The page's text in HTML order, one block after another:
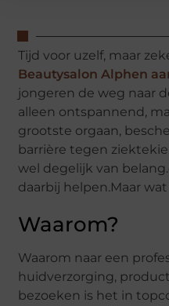
Tijd voor uzelf, maar
Beautysalon Alphen
jongeren de weg naar
alleen ontspannend,
grootste orgaan,
barrière tegen
wel degelijk van
daarbij helpen.Maar
Waarom?
Waarom naar een
huidverzorging,
bezoeken is het in